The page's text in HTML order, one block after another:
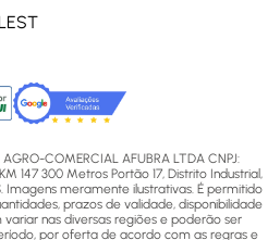
COMERCIAL AFUBRA LTDA CNPJ:
147 300 Metros Portão 17, Distrito Industrial,
Imagens meramente ilustrativas. É permitido
prazos de validade, disponibilidade
nas diversas regiões e poderão ser
por oferta de acordo com as regras e